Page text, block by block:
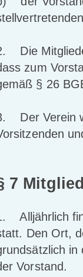
Die
zum
§ 26
Der Verein
7
Alljährlich
Den Ort,
in
Vorstand.